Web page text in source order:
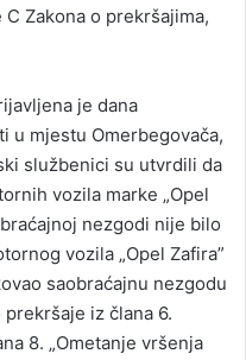
Zakona o prekršajima,
je dana
u mjestu Omerbegovača,
službenici su utvrdili da
vozila marke „Opel
nezgodi nije bilo
vozila „Opel Zafira”
saobraćajnu nezgodu
iz člana 6.
8. „Ometanje vršenja